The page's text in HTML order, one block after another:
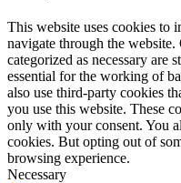
This website uses cookies to
navigate through the website.
categorized as necessary are
essential for the working of
also use third-party cookies
you use this website. These
only with your consent. You
cookies. But opting out of
browsing experience.
Necessary